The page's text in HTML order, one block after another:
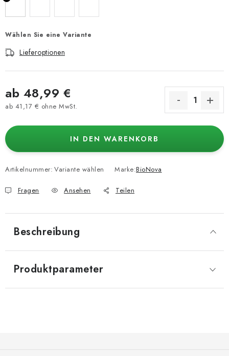
Wählen Sie eine Variante
Lieferoptionen
ab 48,99 €
ab 41,17 € ohne MwSt.
IN DEN WARENKORB
Artikelnummer: Variante wählen Marke:BioNova
Fragen Ansehen Teilen
Beschreibung
Produktparameter